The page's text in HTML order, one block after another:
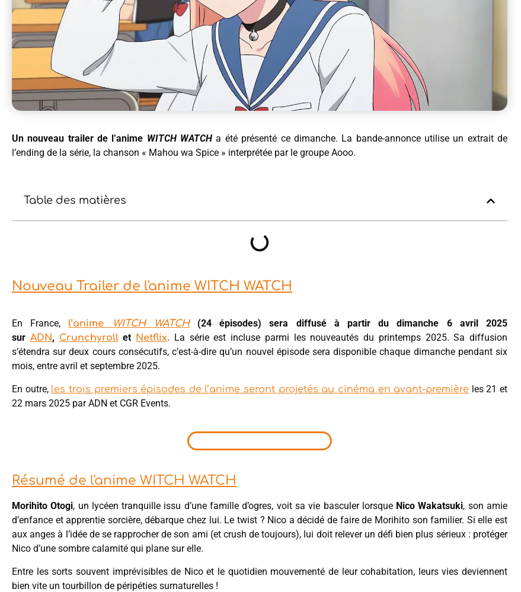
Un nouveau trailer de l’anime WITCH WATCH a été présenté ce dimanche. La bande-annonce utilise un extrait de
l’ending de la série, la chanson « Mahou wa Spice » interprétée par le groupe Aooo.
Table des matières
Nouveau Trailer de l'anime WITCH WATCH
En France, l’anime WITCH WATCH(24 épisodes) sera diffusé à partir du dimanche 6 avril 2025
sur ADN, Crunchyrollet Netflix. La série est incluse parmi les nouveautés du printemps 2025. Sa diffusion
s’étendra sur deux cours consécutifs, c’est-à-dire qu’un nouvel épisode sera disponible chaque dimanche pendant six
mois, entre avril et septembre 2025.
En outre, les trois premiers épisodes de l’anime seront projetés au cinéma en avant-première les 21 et
22 mars 2025 par ADN et CGR Events.
Résumé de l'anime WITCH WATCH
Morihito Otogi, un lycéen tranquille issu d’une famille d’ogres, voit sa vie basculer lorsque Nico Wakatsuki, son amie
d’enfance et apprentie sorcière, débarque chez lui. Le twist ? Nico a décidé de faire de Morihito son familier. Si elle est
aux anges à l’idée de se rapprocher de son ami (et crush de toujours), lui doit relever un défi bien plus sérieux : protéger
Nico d’une sombre calamité qui plane sur elle.
Entre les sorts souvent imprévisibles de Nico et le quotidien mouvementé de leur cohabitation, leurs vies deviennent
bien vite un tourbillon de péripéties surnaturelles !